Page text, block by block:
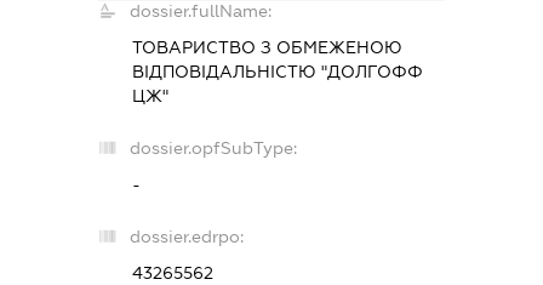
dossier.fullName:
ТОВАРИСТВО З ОБМЕЖЕНОЮ
ВІДПОВІДАЛЬНІСТЮ "ДОЛГОФФ
ЦЖ"
dossier.opfSubType:
-
dossier.edrpo:
43265562